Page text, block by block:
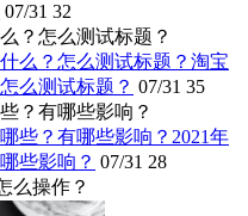
07/31 32
？怎么测试标题？
淘宝
么测试标题？ 07/31 35
？有哪些影响？
2021年
些影响？ 07/31 28
么操作？